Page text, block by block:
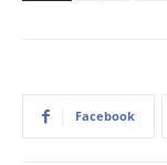
Facebook